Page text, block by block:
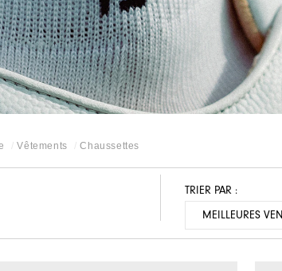
Vêtements Chaussettes
TRIER PAR :